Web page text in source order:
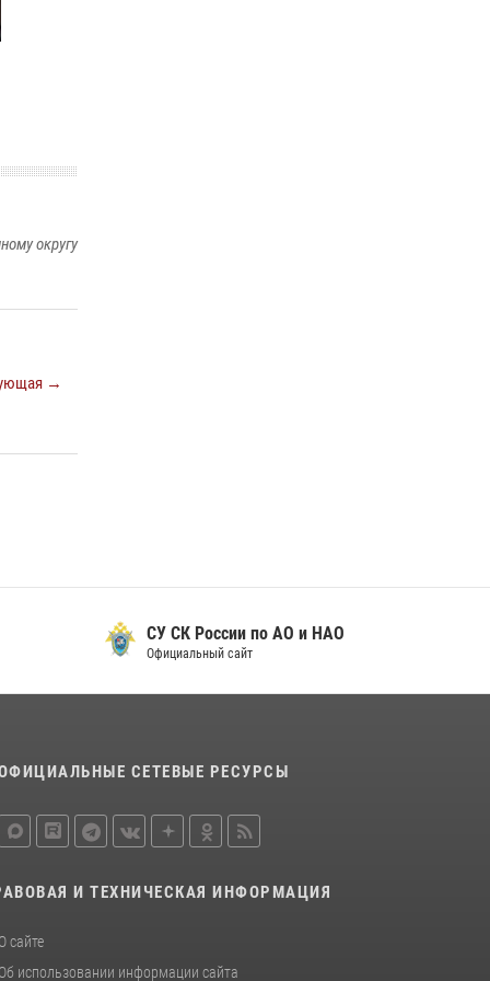
округу
→
СУ СК России по АО и НАО
Официальный сайт
СЕТЕВЫЕ РЕСУРСЫ
И ТЕХНИЧЕСКАЯ ИНФОРМАЦИЯ
О сайте
Об использовании информации сайта